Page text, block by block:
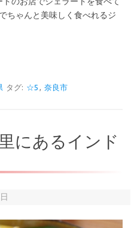
ちゃんと美味しく食べれるジ
タグ: ☆5 奈良市
にあるインド